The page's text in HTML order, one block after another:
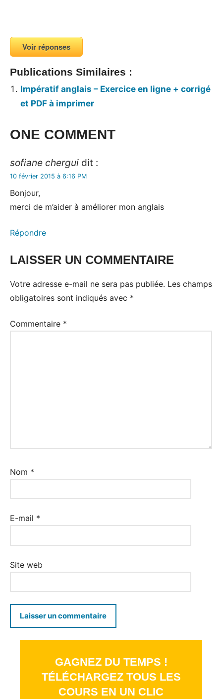
Voir réponses
Publications Similaires :
Impératif anglais – Exercice en ligne + corrigé
et PDF à imprimer
ONE COMMENT
sofiane chergui dit :
10 février 2015 à 6:16 PM
Bonjour,
merci de m’aider à améliorer mon anglais
Répondre
LAISSER UN COMMENTAIRE
Votre adresse e-mail ne sera pas publiée. Les champs
obligatoires sont indiqués avec *
Commentaire *
Nom *
E-mail *
Site web
GAGNEZ DU TEMPS !
TÉLÉCHARGEZ TOUS LES
COURS EN UN CLIC